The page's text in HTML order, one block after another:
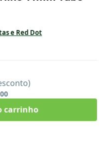
e Red Dot
carrinho